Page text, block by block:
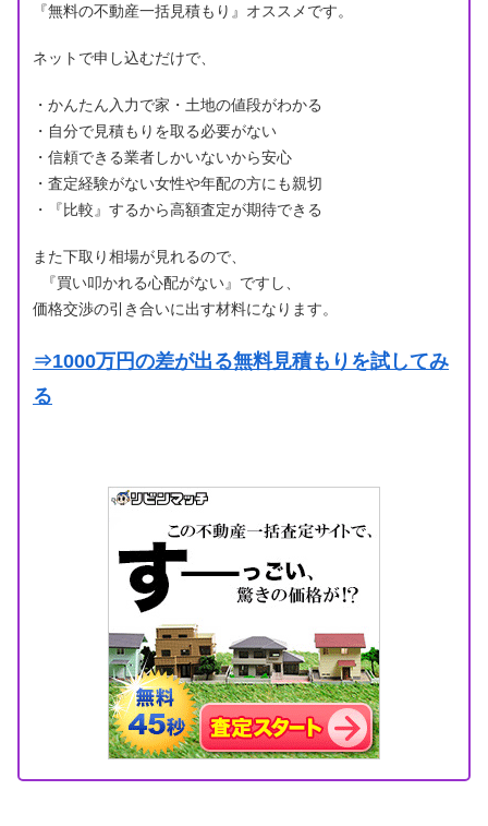
『無料の不動産一括見積もり』オススメです。
ネットで申し込むだけで、
・かんたん入力で家・土地の値段がわかる
・自分で見積もりを取る必要がない
・信頼できる業者しかいないから安心
・査定経験がない女性や年配の方にも親切
・『比較』するから高額査定が期待できる
また下取り相場が見れるので、
『買い叩かれる心配がない』ですし、
価格交渉の引き合いに出す材料になります。
⇒1000万円の差が出る無料見積もりを試してみ
る